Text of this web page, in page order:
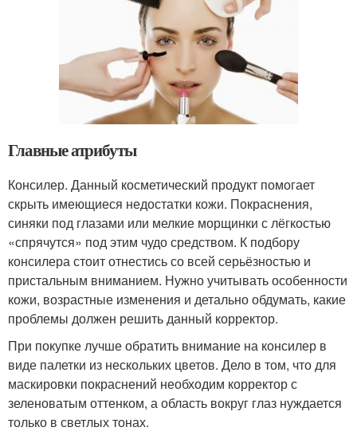
Главные атрибуты
Консилер. Данный косметический продукт помогает
скрыть имеющиеся недостатки кожи. Покраснения,
синяки под глазами или мелкие морщинки с лёгкостью
«спрячутся» под этим чудо средством. К подбору
консилера стоит отнестись со всей серьёзностью и
пристальным вниманием. Нужно учитывать особенности
кожи, возрастные изменения и детально обдумать, какие
проблемы должен решить данный корректор.
При покупке лучше обратить внимание на консилер в
виде палетки из нескольких цветов. Дело в том, что для
маскировки покраснений необходим корректор с
зеленоватым оттенком, а область вокруг глаз нуждается
только в светлых тонах.